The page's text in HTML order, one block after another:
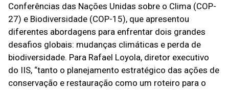
Conferências das Nações Unidas sobre o Clima (COP-
27) e Biodiversidade (COP-15), que apresentou
diferentes abordagens para enfrentar dois grandes
desafios globais: mudanças climáticas e perda de
biodiversidade. Para Rafael Loyola, diretor executivo
do IIS, “tanto o planejamento estratégico das ações de
conservação e restauração como um roteiro para o